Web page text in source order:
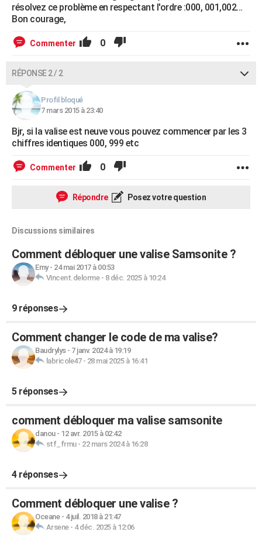
résolvez ce problème en respectant l'ordre :000, 001,002...
Bon courage,
Commenter 0
RÉPONSE 2 / 2
Profil bloqué
7 mars 2015 à 23:40
Bjr, si la valise est neuve vous pouvez commencer par les 3
chiffres identiques 000, 999 etc
Commenter 0
Répondre Posez votre question
Discussions similaires
Comment débloquer une valise Samsonite ?
Emy- 24 mai 2017 à 00:53
Vincent.delorme- 8 déc. 2025 à 10:24
9 réponses
Comment changer le code de ma valise?
Baudrylys- 7 janv. 2024 à 19:19
labricole47- 28 mai 2025 à 16:41
5 réponses
comment débloquer ma valise samsonite
danou- 12 avr. 2015 à 02:42
stf_frmu- 22 mars 2024 à 16:28
4 réponses
Comment débloquer une valise ?
Oceane- 4 juil. 2018 à 21:47
Arsene- 4 déc. 2025 à 12:06